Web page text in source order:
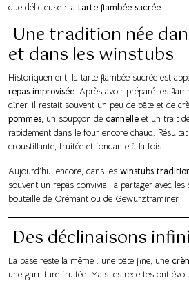
que délicieuse : la tarte flambée sucrée.
Une tradition née
et dans les winstubs
Historiquement, la tarte flambée sucrée est
repas improvisée. Après avoir préparé les
dîner, il restait souvent un peu de pâte et de
pommes, un soupçon de cannelle et un trait
rapidement dans le four encore chaud.
croustillante, fruitée et fondante à la fois.
Aujourd’hui encore, dans les winstubs
souvent un repas convivial, à partager avec
bouteille de Crémant ou de Gewurztraminer.
Des déclinaisons
La base reste la même : une pâte fine, une
une garniture fruitée. Mais les recettes ont